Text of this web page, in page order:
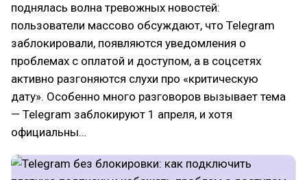
поднялась волна тревожных новостей:
пользователи массово обсуждают, что Telegram
заблокировали, появляются уведомления о
проблемах с оплатой и доступом, а в соцсетях
активно разгоняются слухи про «критическую
дату». Особенно много разговоров вызывает тема
— Telegram заблокируют 1 апреля, и хотя
официальны…